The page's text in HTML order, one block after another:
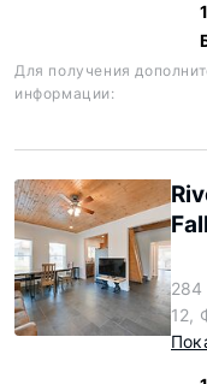
Для получения
информации:
284
12,